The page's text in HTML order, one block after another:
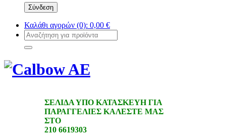
Καλάθι αγορών (0): 0,00 €
ΣΕΛΙΔΑ ΥΠΟ ΚΑΤΑΣΚΕΥΗ ΓΙΑ
ΠΑΡΑΓΓΕΛΙΕΣ ΚΑΛΕΣΤΕ ΜΑΣ
ΣΤΟ
210 6619303